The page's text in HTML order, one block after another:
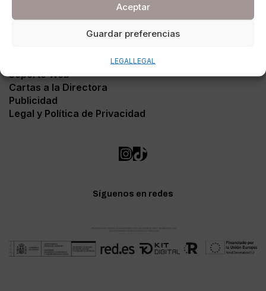
Aceptar
Guardar preferencias
LEGAL LEGAL
Soporte Web
Cartas a la Directora
Publicidad
Legal y Política de Privacidad
Síguenos en redes